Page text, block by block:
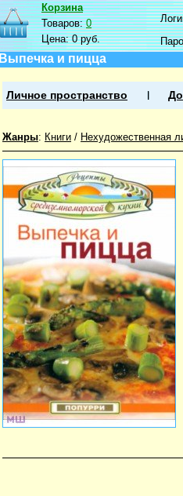
Корзина
Товаров:0
Цена:0 руб.
Выпечка и пицца
Личное пространство
Жанры: Книги / Нехудожественная